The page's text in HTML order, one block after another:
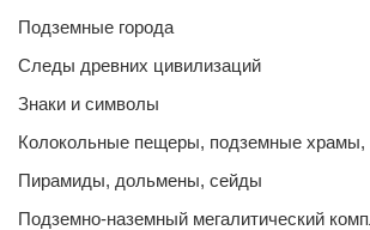
Подземные города
Следы древних цивилизаций
Знаки и символы
Колокольные пещеры, подземные храмы,
Пирамиды, дольмены, сейды
Подземно-наземный мегалитический